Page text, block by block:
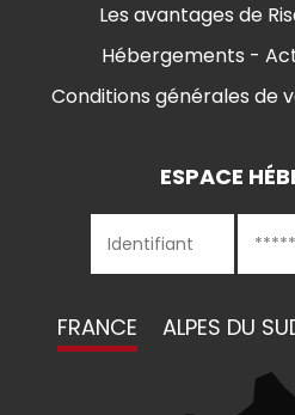
Les avantages de
Hébergements -
Conditions générales de
ESPACE
FRANCE ALPES DU